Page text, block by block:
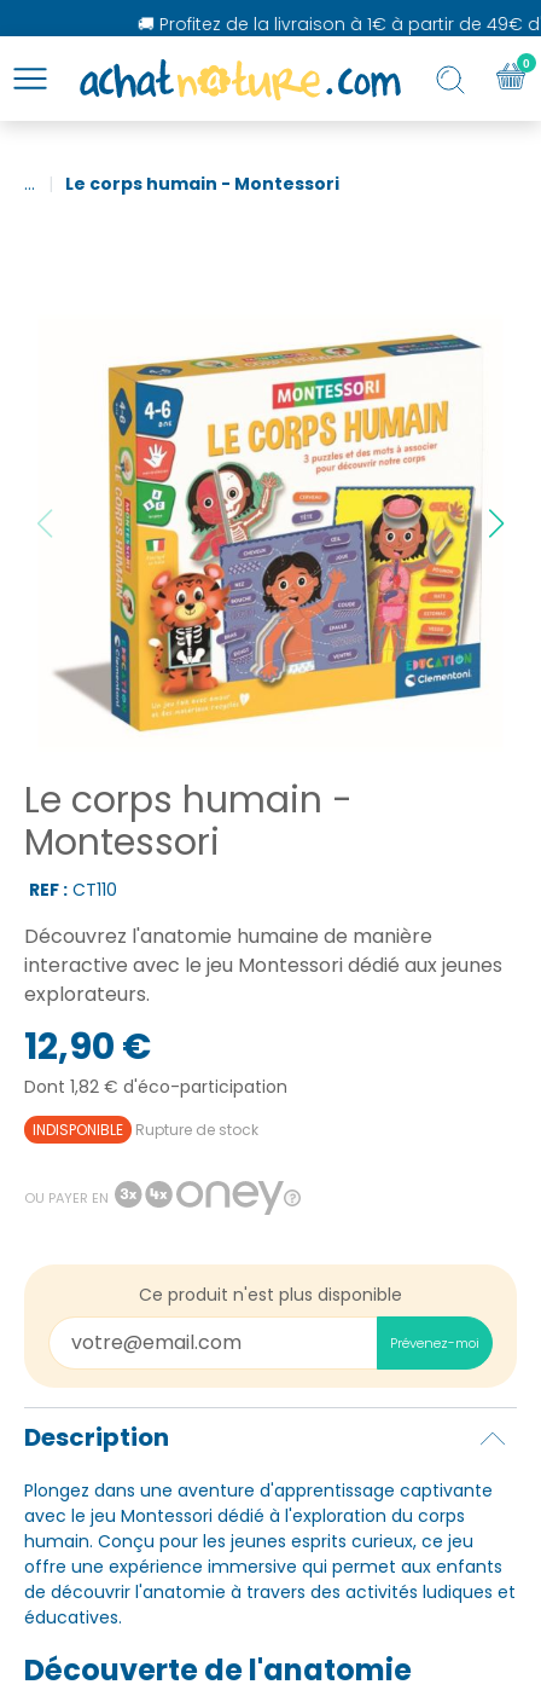
🚚 Profitez de la livraison à 1€ à partir de 49€
... Le corps humain - Montessori
Le corps humain -
Montessori
REF : CT110
Découvrez l'anatomie humaine de manière
interactive avec le jeu Montessori dédié aux jeunes
explorateurs.
12,90 €
Dont 1,82 € d'éco-participation
INDISPONIBLE Rupture de stock
OU PAYER EN
Ce produit n'est plus disponible
Prévenez-moi
Description
Plongez dans une aventure d'apprentissage captivante
avec le jeu Montessori dédié à l'exploration du corps
humain. Conçu pour les jeunes esprits curieux, ce jeu
offre une expérience immersive qui permet aux enfants
de découvrir l'anatomie à travers des activités ludiques et
éducatives.
Découverte de l'anatomie
0